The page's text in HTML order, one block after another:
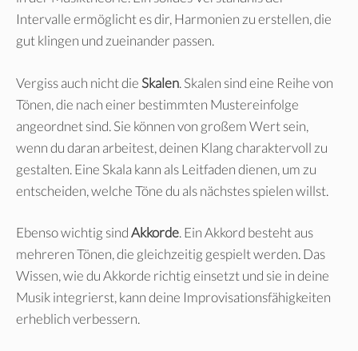
Intervalle ermöglicht es dir, Harmonien zu erstellen, die
gut klingen und zueinander passen.
Vergiss auch nicht dieSkalen. Skalen sind eine Reihe von
Tönen, die nach einer bestimmten Mustereinfolge
angeordnet sind. Sie können von großem Wert sein,
wenn du daran arbeitest, deinen Klang charaktervoll zu
gestalten. Eine Skala kann als Leitfaden dienen, um zu
entscheiden, welche Töne du als nächstes spielen willst.
Ebenso wichtig sindAkkorde. Ein Akkord besteht aus
mehreren Tönen, die gleichzeitig gespielt werden. Das
Wissen, wie du Akkorde richtig einsetzt und sie in deine
Musik integrierst, kann deine Improvisationsfähigkeiten
erheblich verbessern.